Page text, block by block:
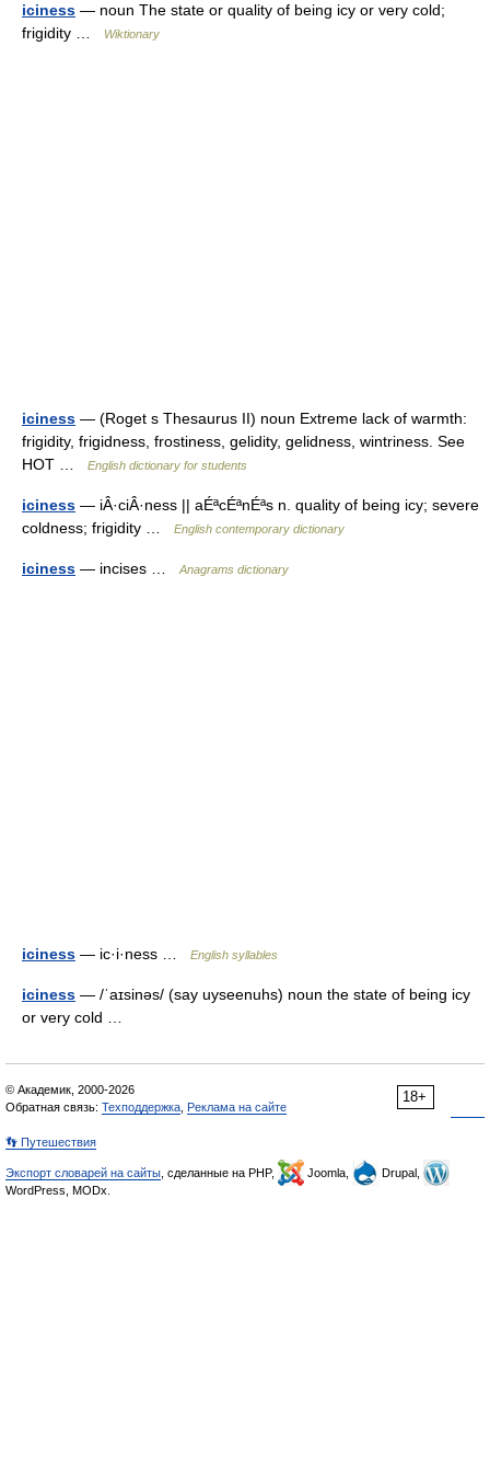
iciness — noun The state or quality of being icy or very cold;
frigidity …
Wiktionary
iciness — (Roget s Thesaurus II) noun Extreme lack of warmth:
frigidity, frigidness, frostiness, gelidity, gelidness, wintriness. See
HOT …
English dictionary for students
iciness — iÂ·ciÂ·ness || aÉªcÉªnÉªs n. quality of being icy; severe
coldness; frigidity …
English contemporary dictionary
iciness — incises … Anagrams dictionary
iciness — ic·i·ness … English syllables
iciness — /ˈaɪsinəs/ (say uyseenuhs) noun the state of being icy
or very cold …
18+
© Академик, 2000-2026
Обратная связь: Техподдержка Реклама на сайте
👣 Путешествия
Экспорт словарей на сайты , сделанные на PHP, Joomla,
Drupal,
WordPress, MODx.